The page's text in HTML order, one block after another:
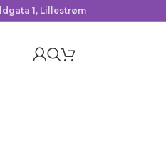
1, Lillestrøm